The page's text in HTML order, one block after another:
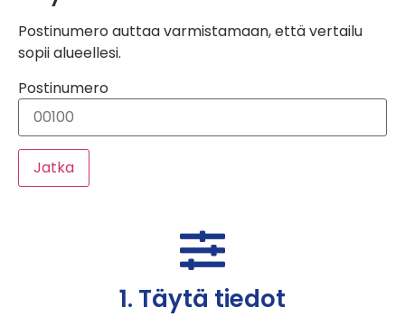
Postinumero auttaa varmistamaan, että vertailu
sopii alueellesi.
Postinumero
Jatka
1. Täytä tiedot